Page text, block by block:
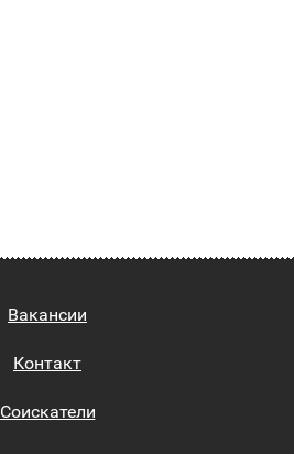
Вакансии
Контакт
Соискатели